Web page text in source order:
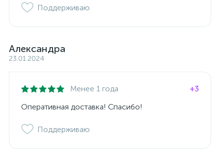
Поддерживаю
Александра
23.01.2024
Менее 1 года
+3
Оперативная доставка! Спасибо!
Поддерживаю